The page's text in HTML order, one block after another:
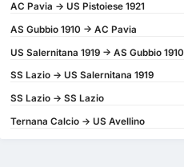
AC Pavia -> US Pistoiese 1921
AS Gubbio 1910 -> AC Pavia
US Salernitana 1919 -> AS Gubbio 1910
SS Lazio -> US Salernitana 1919
SS Lazio -> SS Lazio
Ternana Calcio -> US Avellino